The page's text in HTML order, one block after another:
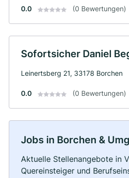
0.0 (0 Bewertungen)
Sofortsicher Daniel
Leinertsberg 21, 33178 Borchen
0.0 (0 Bewertungen)
Jobs in Borchen &
Aktuelle Stellenangebote in
Quereinsteiger und